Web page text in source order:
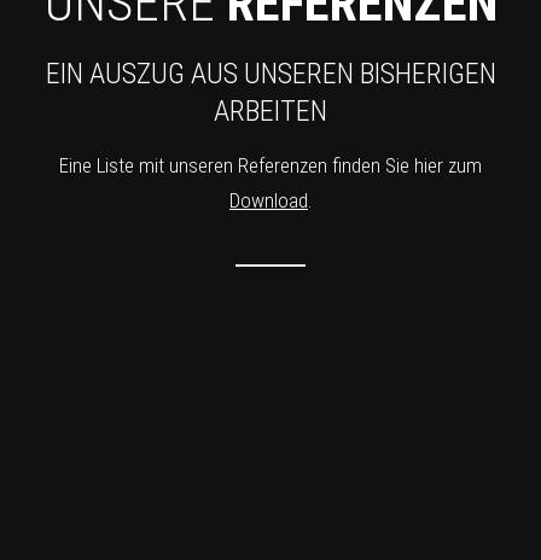
EIN AUSZUG AUS UNSEREN BISHERIGEN
ARBEITEN
Eine Liste mit unseren Referenzen finden Sie hier zum
Download